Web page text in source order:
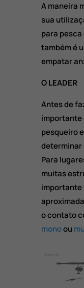
A maneira
sua
para pesca
também é
empatar
O LEADER
Antes de
importante
pesqueiro
determinar
Para
muitas
importante
o contato
monoou